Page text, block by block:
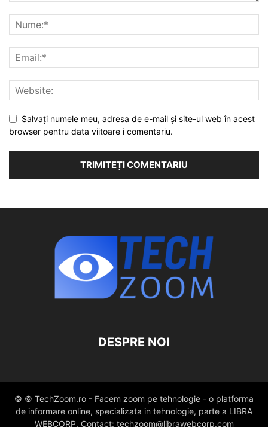
Salvați numele meu, adresa de e-mail și site-ul web în acest
browser pentru data viitoare i comentariu.
DESPRE NOI
© © TechZoom.ro - Facem zoom pe tehnologie - o platforma
de informare online, specializata in tehnologie, parte a LIBRA
WEBCORP. Contact: techzoom@librawebcorp.com